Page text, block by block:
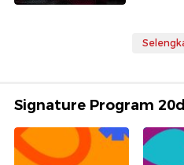
Signature Program